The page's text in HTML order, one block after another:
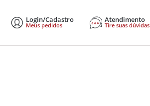
Login/Cadastro
Meus pedidos
Atendimento
Tire suas dúvidas
Eletrodomésticos Eletroportáteis